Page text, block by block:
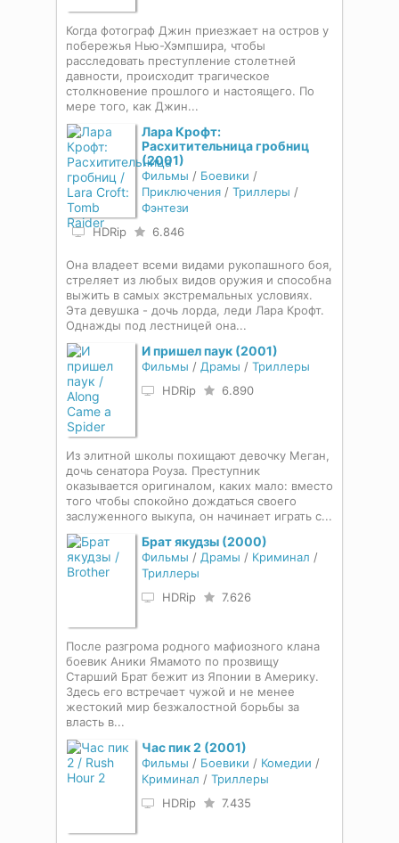
Когда фотограф Джин приезжает на остров у
побережья Нью-Хэмпшира, чтобы
расследовать преступление столетней
давности, происходит трагическое
столкновение прошлого и настоящего. По
мере того, как Джин...
Лара Крофт:
Расхитительница гробниц
(2001)
Фильмы / Боевики /
Приключения / Триллеры /
Фэнтези
HDRip
6.846
Она владеет всеми видами рукопашного боя,
стреляет из любых видов оружия и способна
выжить в самых экстремальных условиях.
Эта девушка - дочь лорда, леди Лара Крофт.
Однажды под лестницей она...
И пришел паук (2001)
Фильмы / Драмы / Триллеры
HDRip
6.890
Из элитной школы похищают девочку Меган,
дочь сенатора Роуза. Преступник
оказывается оригиналом, каких мало: вместо
того чтобы спокойно дождаться своего
заслуженного выкупа, он начинает играть с...
Брат якудзы (2000)
Фильмы / Драмы / Криминал /
Триллеры
HDRip
7.626
После разгрома родного мафиозного клана
боевик Аники Ямамото по прозвищу
Старший Брат бежит из Японии в Америку.
Здесь его встречает чужой и не менее
жестокий мир безжалостной борьбы за
власть в...
Час пик 2 (2001)
Фильмы / Боевики / Комедии /
Криминал / Триллеры
HDRip
7.435